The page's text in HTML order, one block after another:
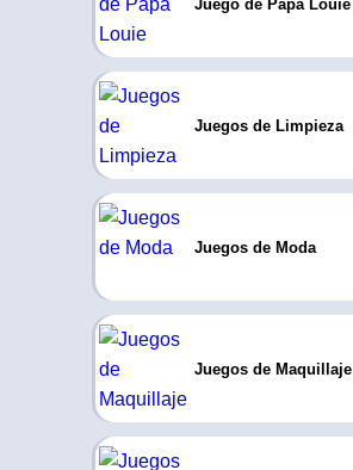
Juego de Papa Louie
Juegos de Limpieza
Juegos de Moda
Juegos de Maquillaje